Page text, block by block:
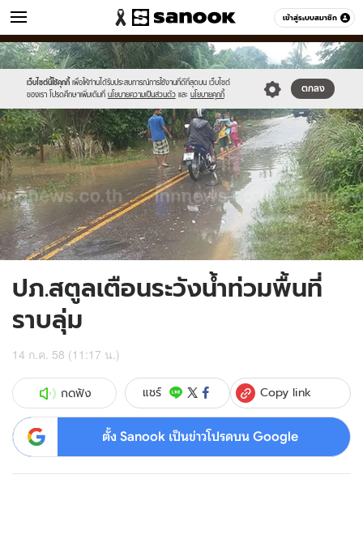
เข้าสู่ระบบสมาชิก
ข่าว หมวดอื่นๆ
เว็บไซต์นี้ใช้คุกกี้ เพื่อให้ท่านได้รับประสบการณ์การใช้งานที่ดีที่สุดบน เว็บไซต์
ของเรา โปรดศึกษาเพิ่มเติมที่ นโยบายความเป็นส่วนตัว และ นโยบายคุกกี้
ตกลง
Sanook
//s.isanook.com/sr/0/images/logo-
new-
sanook.png
600
60
//s.isanook.com/ns/0/ud/365/1829678/631809-
01.jpg
ปภ.สตูลเตือนระวังน้ำท่วมพื้นที่
ราบลุ่ม
14 ก.ค. 58 (11:17 น.)
กดฟัง แชร์ Copy link
ตั้ง Sanook เป็นข่าวโปรดบน Google